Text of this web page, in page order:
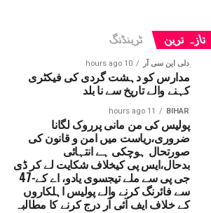
تازہ ترین ٹرینڈنگ
دلی این سی آر 10 hours ago
مدارس کو دہشت گردی کی فیکٹری
کہنے والے تاریخ سے نا بلد
BIHAR
11 hours ago
پولیس کی من مانی پرروک لگانا
ضروری،ریاست میں امن و قانون کی
صورتحال ہوچکی ہے انتہائی
بدحال،ایس پی کیخلاف شکایت لے کر ڈی
جی پی سے ملے تیجسوی یادو، اے کے-47
سے فائرنگ کرنے والے پولیس اہلکاروں
کے خلاف ایف آئی آر درج کرنے کا مطالبہ